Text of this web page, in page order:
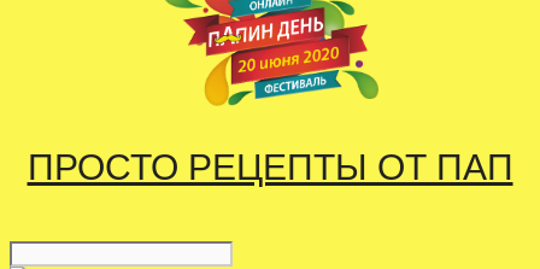
ПРОСТО РЕЦЕПТЫ ОТ ПАП